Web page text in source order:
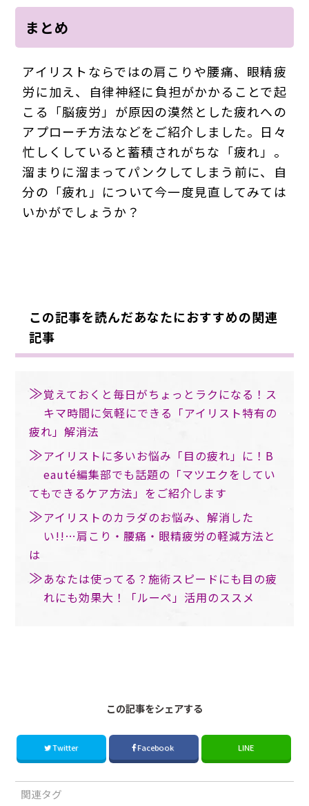
まとめ
アイリストならではの肩こりや腰痛、眼精疲
労に加え、自律神経に負担がかかることで起
こる「脳疲労」が原因の漠然とした疲れへの
アプローチ方法などをご紹介しました。日々
忙しくしていると蓄積されがちな「疲れ」。
溜まりに溜まってパンクしてしまう前に、自
分の「疲れ」について今一度見直してみては
いかがでしょうか？
この記事を読んだあなたにおすすめの関連
記事
覚えておくと毎日がちょっとラクになる！ス
キマ時間に気軽にできる「アイリスト特有の
疲れ」解消法
アイリストに多いお悩み「目の疲れ」に！B
eauté編集部でも話題の「マツエクをしてい
てもできるケア方法」をご紹介します
アイリストのカラダのお悩み、解消した
い!!…肩こり・腰痛・眼精疲労の軽減方法と
は
あなたは使ってる？施術スピードにも目の疲
れにも効果大！「ルーペ」活用のススメ
この記事をシェアする
Twitter Facebook LINE
関連タグ